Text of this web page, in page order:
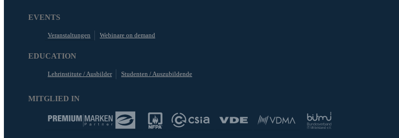
EVENTS
Veranstaltungen Webinare on demand
EDUCATION
Lehrinstitute / Ausbilder Studenten / Auszubildende
MITGLIED IN